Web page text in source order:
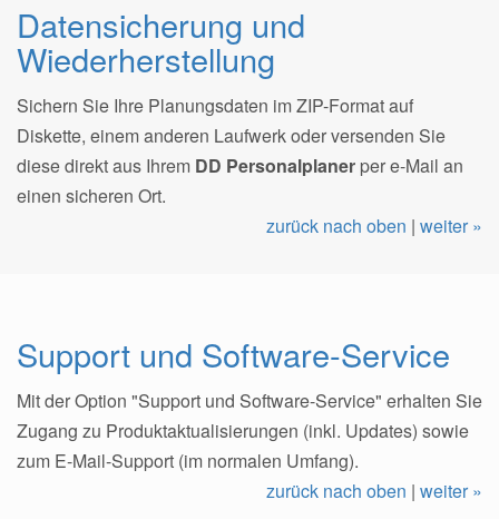
Datensicherung und
Wiederherstellung
Sichern Sie Ihre Planungsdaten im ZIP-Format auf
Diskette, einem anderen Laufwerk oder versenden Sie
diese direkt aus Ihrem DD Personalplaner per e-Mail an
einen sicheren Ort.
zurück nach oben | weiter »
Support und Software-Service
Mit der Option "Support und Software-Service" erhalten Sie
Zugang zu Produktaktualisierungen (inkl. Updates) sowie
zum E-Mail-Support (im normalen Umfang).
zurück nach oben | weiter »